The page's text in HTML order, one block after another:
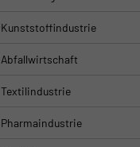
Kunststoffindustrie
Abfallwirtschaft
Textilindustrie
Pharmaindustrie